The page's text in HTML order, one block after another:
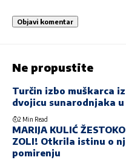
Ne propustite
Turčin izbo muškarca
dvojicu sunarodnjaka u
2 Min Read
MARIJA KULIĆ
ZOLI! Otkrila istinu o
pomirenju